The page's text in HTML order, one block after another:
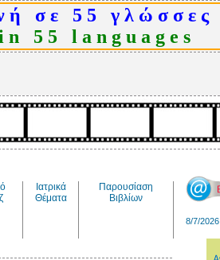
σ ε 5 5 γ λ ώ σ σ ε ς
5 5 l a n g u a g e s
Ιατρικά
Θέματα
Παρουσίαση
Βιβλίων
8/7/2026